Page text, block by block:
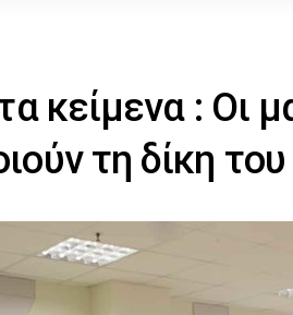
κείμενα : Οι
τη δίκη